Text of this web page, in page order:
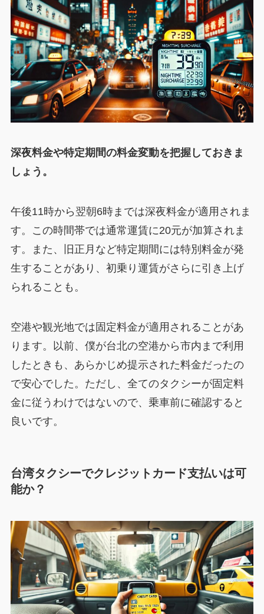
深夜料金や特定期間の料金変動を把握しておきま
しょう。
午後11時から翌朝6時までは深夜料金が適用されま
す。この時間帯では通常運賃に20元が加算されま
す。また、旧正月など特定期間には特別料金が発
生することがあり、初乗り運賃がさらに引き上げ
られることも。
空港や観光地では固定料金が適用されることがあ
ります。以前、僕が台北の空港から市内まで利用
したときも、あらかじめ提示された料金だったの
で安心でした。ただし、全てのタクシーが固定料
金に従うわけではないので、乗車前に確認すると
良いです。
台湾タクシーでクレジットカード支払いは可
能か？